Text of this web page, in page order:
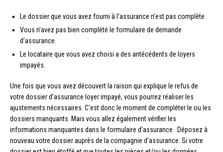
Le dossier que vous avez fourni à l’assurance n’est pas complète
Vous n’avez pas bien complété le formulaire de demande
d’assurance.
Le locataire que vous avez choisi a des antécédents de loyers
impayés.
Une fois que vous avez découvert la raison qui explique le refus de
votre dossier d’assurance loyer impayé, vous pourrez réaliser les
ajustements nécessaires. C’est donc le moment de compléter le ou les
dossiers manquants. Mais vous allez également vérifier les
informations manquantes dans le formulaire d’assurance. Déposez à
nouveau votre dossier auprès de la compagnie d’assurance. Si votre